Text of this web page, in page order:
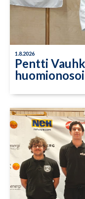
1.8.2026
Pentti